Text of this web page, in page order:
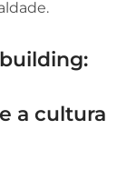
a cultura